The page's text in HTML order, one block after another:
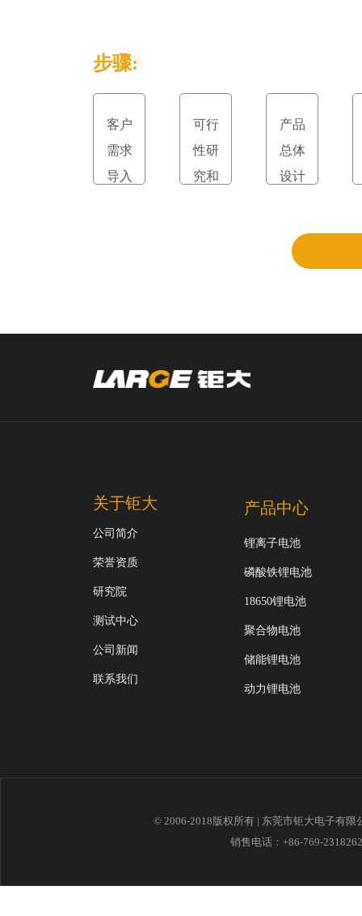
步骤:
客户
需求
导入
可行
性研
究和
产品
总体
设计
关于钜大
公司简介
荣誉资质
研究院
测试中心
公司新闻
联系我们
产品中心
锂离子电池
磷酸铁锂电池
18650锂电池
聚合物电池
储能锂电池
动力锂电池
© 2006-2018版权所有 | 东莞市钜大电子有
销售电话：+86-769-